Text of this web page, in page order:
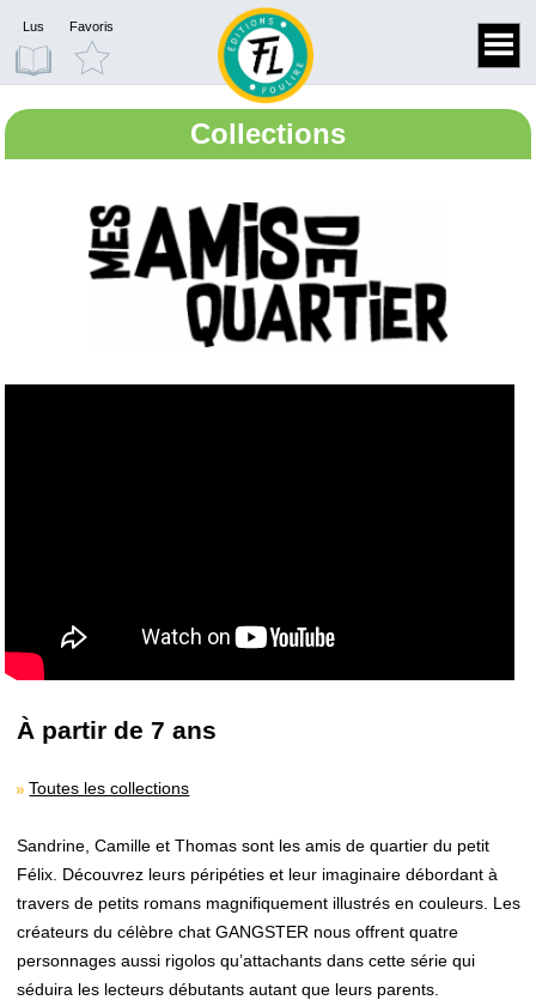
Lus Favoris
Collections
À partir de 7 ans
Toutes les collections
Sandrine, Camille et Thomas sont les amis de quartier du petit
Félix. Découvrez leurs péripéties et leur imaginaire débordant à
travers de petits romans magnifiquement illustrés en couleurs. Les
créateurs du célèbre chat GANGSTER nous offrent quatre
personnages aussi rigolos qu’attachants dans cette série qui
séduira les lecteurs débutants autant que leurs parents.